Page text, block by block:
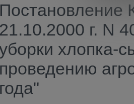
Постановление
21.10.2000 г. N
хлопка-
проведению
года"